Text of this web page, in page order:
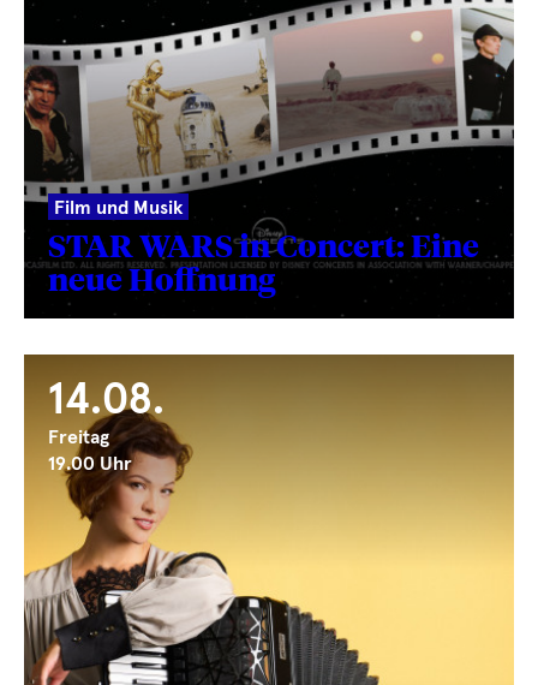
Film und Musik
STAR WARS in Concert: Eine
neue Hoffnung
14.08.
Freitag
19.00 Uhr